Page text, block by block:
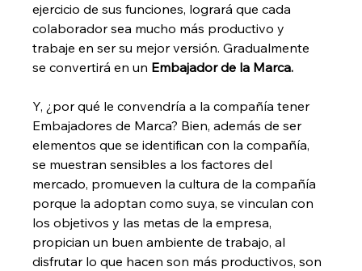
ejercicio de sus funciones, logrará que cada
colaborador sea mucho más productivo y
trabaje en ser su mejor versión. Gradualmente
se convertirá en un Embajador de la Marca.
Y, ¿por qué le convendría a la compañía tener
Embajadores de Marca? Bien, además de ser
elementos que se identifican con la compañía,
se muestran sensibles a los factores del
mercado, promueven la cultura de la compañía
porque la adoptan como suya, se vinculan con
los objetivos y las metas de la empresa,
propician un buen ambiente de trabajo, al
disfrutar lo que hacen son más productivos, son